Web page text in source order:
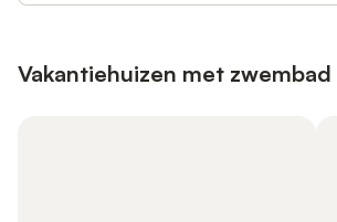
Vakantiehuizen met zwembad